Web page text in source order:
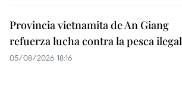
Provincia vietnamita de An Giang
refuerza lucha contra la pesca ilegal
05/08/2026 18:16